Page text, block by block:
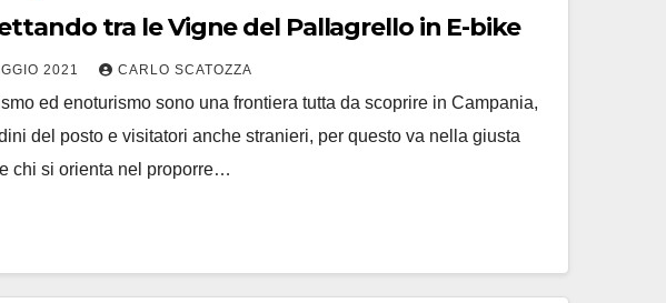
tra le Vigne del Pallagrello in E-bike
2021 CARLO SCATOZZA
ed enoturismo sono una frontiera tutta da scoprire in Campania,
del posto e visitatori anche stranieri, per questo va nella giusta
chi si orienta nel proporre…